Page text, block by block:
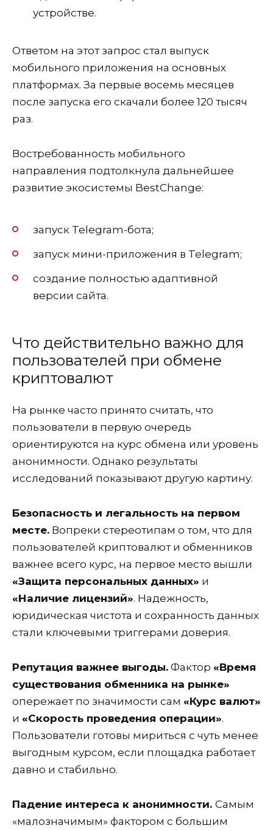
устройстве.
Ответом на этот запрос стал выпуск
мобильного приложения на основных
платформах. За первые восемь месяцев
после запуска его скачали более 120 тысяч
раз.
Востребованность мобильного
направления подтолкнула дальнейшее
развитие экосистемы BestChange:
запуск Telegram-бота;
запуск мини-приложения в Telegram;
создание полностью адаптивной
версии сайта.
Что действительно важно для
пользователей при обмене
криптовалют
На рынке часто принято считать, что
пользователи в первую очередь
ориентируются на курс обмена или уровень
анонимности. Однако результаты
исследований показывают другую картину.
Безопасность и легальность на первом
месте. Вопреки стереотипам о том, что для
пользователей криптовалют и обменников
важнее всего курс, на первое место вышли
«Защита персональных данных» и
«Наличие лицензий». Надежность,
юридическая чистота и сохранность данных
стали ключевыми триггерами доверия.
Репутация важнее выгоды. Фактор «Время
существования обменника на рынке»
опережает по значимости сам «Курс валют»
и «Скорость проведения операции».
Пользователи готовы мириться с чуть менее
выгодным курсом, если площадка работает
давно и стабильно.
Падение интереса к анонимности. Самым
«малозначимым» фактором с большим